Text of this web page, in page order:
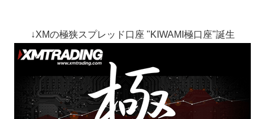
↓XMの極狭スプレッド口座 "KIWAMI極口座"誕生